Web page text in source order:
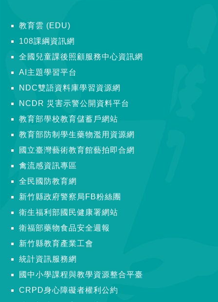
教育雲 (EDU)
108課綱資訊網
全國兒童課後照顧服務中心資訊網
AI主題學習平台
NDC雙語資料庫學習資源網
NCDR 災害示警公開資料平台
教育部學校教育儲蓄戶網站
教育部防制學生藥物濫用資源網
國立臺灣藝術教育館藝拍即合網
禽流感資訊專區
全民國防教育網
新竹縣政府警察局FB粉絲團
衛生福利部國民健康署網站
衛福部藥物食品安全週報
新竹縣教育產業工會
統計資訊服務網
國中小學課程與教學資源整合平臺
CRPD身心障礙者權利公約